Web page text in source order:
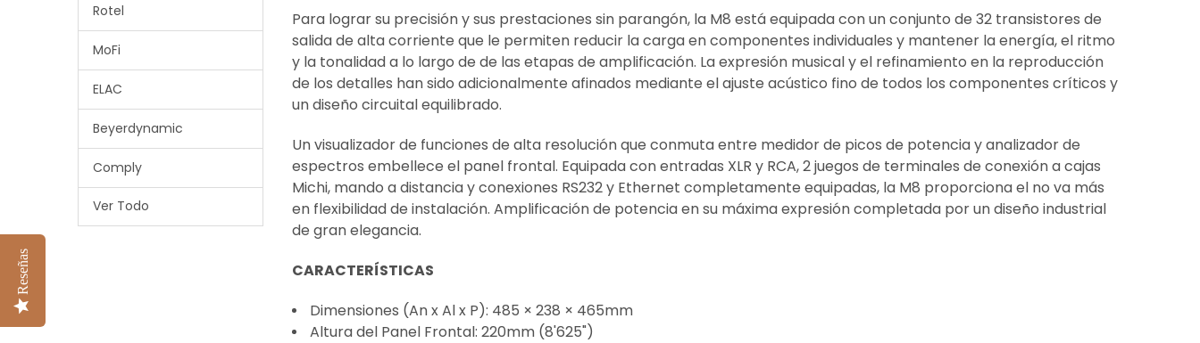
Rotel
MoFi
ELAC
Beyerdynamic
Comply
Ver Todo
Para lograr su precisión y sus prestaciones sin parangón, la M8 está equipada con un conjunto de 32 transistores de
salida de alta corriente que le permiten reducir la carga en componentes individuales y mantener la energía, el ritmo
y la tonalidad a lo largo de de las etapas de amplificación. La expresión musical y el refinamiento en la reproducción
de los detalles han sido adicionalmente afinados mediante el ajuste acústico fino de todos los componentes críticos y
un diseño circuital equilibrado.
Un visualizador de funciones de alta resolución que conmuta entre medidor de picos de potencia y analizador de
espectros embellece el panel frontal. Equipada con entradas XLR y RCA, 2 juegos de terminales de conexión a cajas
Michi, mando a distancia y conexiones RS232 y Ethernet completamente equipadas, la M8 proporciona el no va más
en flexibilidad de instalación. Amplificación de potencia en su máxima expresión completada por un diseño industrial
de gran elegancia.
CARACTERÍSTICAS
Dimensiones (An x Al x P): 485 × 238 × 465mm
Altura del Panel Frontal: 220mm (8'625")
Reseñas